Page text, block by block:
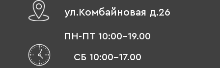
ул.Комбайновая д.26
ПН-ПТ 10:00-19.00
СБ 10:00-17.00